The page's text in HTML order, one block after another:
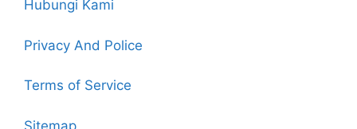
Hubungi Kami
Privacy And Police
Terms of Service
Sitemap